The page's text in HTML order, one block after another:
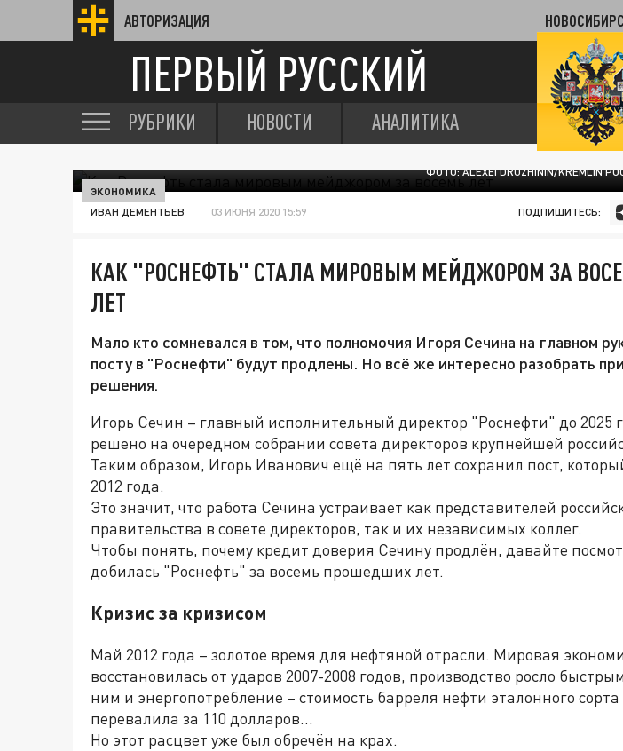
АВТОРИЗАЦИЯ
ПЕРВЫЙ РУССКИЙ
РУБРИКИ НОВОСТИ АНАЛИТИКА
ФОТО: ALEXEI DRUZHININ/KREMLIN
ЭКОНОМИКА
ИВАН ДЕМЕНТЬЕВ 03 ИЮНЯ 2020 15:59 ПОДПИШИТЕСЬ:
КАК "РОСНЕФТЬ" СТАЛА МИРОВЫМ МЕЙДЖОРОМ ЗА
ЛЕТ
Мало кто сомневался в том, что полномочия Игоря Сечина на главном
посту в "Роснефти" будут продлены. Но всё же интересно разобрать
решения.
Игорь Сечин – главный исполнительный директор "Роснефти" до 2025
решено на очередном собрании совета директоров крупнейшей
Таким образом, Игорь Иванович ещё на пять лет сохранил пост,
2012 года.
Это значит, что работа Сечина устраивает как представителей
правительства в совете директоров, так и их независимых коллег.
Чтобы понять, почему кредит доверия Сечину продлён, давайте
добилась "Роснефть" за восемь прошедших лет.
Кризис за кризисом
Май 2012 года – золотое время для нефтяной отрасли. Мировая
восстановилась от ударов 2007-2008 годов, производство росло
ним и энергопотребление – стоимость барреля нефти эталонного
перевалила за 110 долларов...
Но этот расцвет уже был обречён на крах.